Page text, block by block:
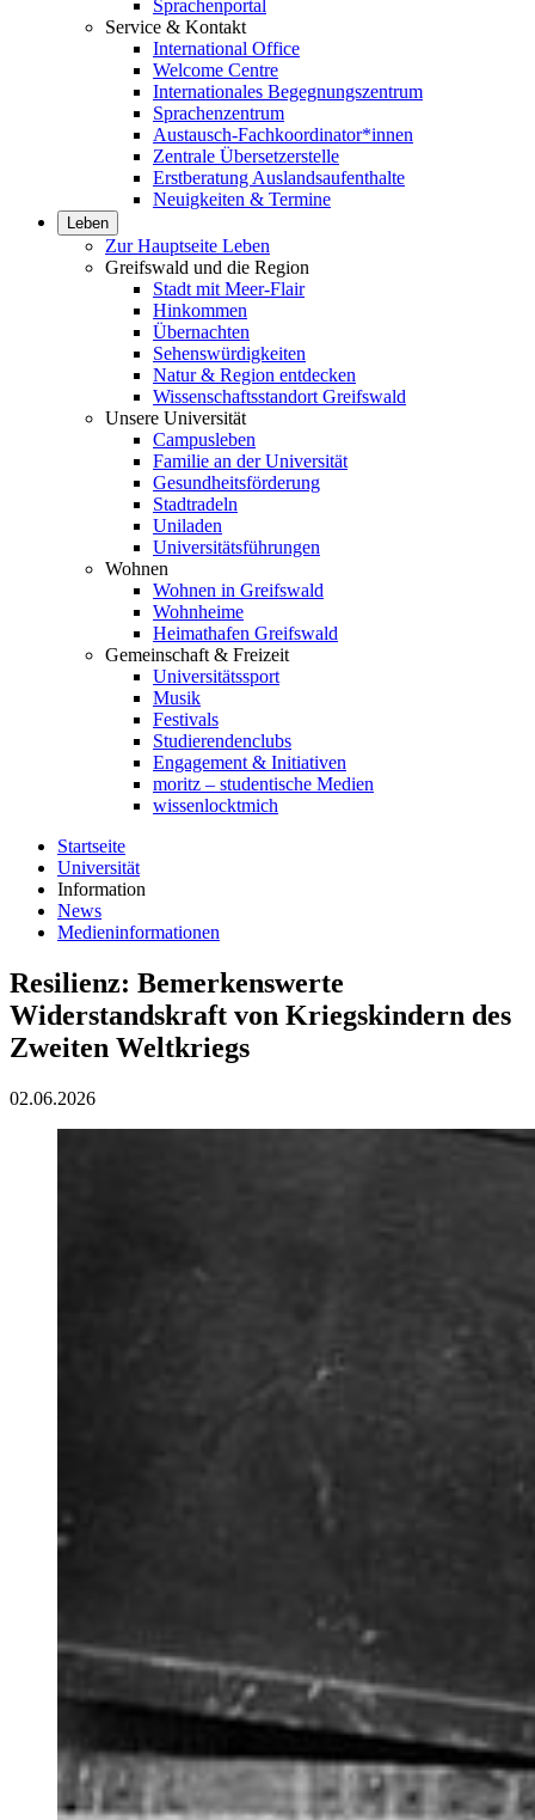
Sprachenportal
Service & Kontakt
International Office
Welcome Centre
Internationales Begegnungszentrum
Sprachenzentrum
Austausch-Fachkoordinator*innen
Zentrale Übersetzerstelle
Erstberatung Auslandsaufenthalte
Neuigkeiten & Termine
Leben
Zur Hauptseite Leben
Greifswald und die Region
Stadt mit Meer-Flair
Hinkommen
Übernachten
Sehenswürdigkeiten
Natur & Region entdecken
Wissenschaftsstandort Greifswald
Unsere Universität
Campusleben
Familie an der Universität
Gesundheitsförderung
Stadtradeln
Uniladen
Universitätsführungen
Wohnen
Wohnen in Greifswald
Wohnheime
Heimathafen Greifswald
Gemeinschaft & Freizeit
Universitätssport
Musik
Festivals
Studierendenclubs
Engagement & Initiativen
moritz – studentische Medien
wissenlocktmich
Startseite
Universität
Information
News
Medieninformationen
Resilienz: Bemerkenswerte
Widerstandskraft von Kriegskindern des
Zweiten Weltkriegs
02.06.2026